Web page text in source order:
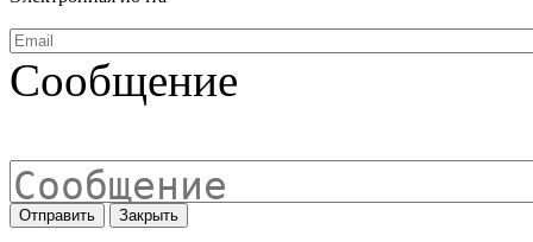
Сообщение
Отправить Закрыть